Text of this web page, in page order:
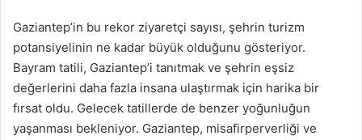
Gaziantep’in bu rekor ziyaretçi sayısı, şehrin turizm
potansiyelinin ne kadar büyük olduğunu gösteriyor.
Bayram tatili, Gaziantep’i tanıtmak ve şehrin eşsiz
değerlerini daha fazla insana ulaştırmak için harika bir
fırsat oldu. Gelecek tatillerde de benzer yoğunluğun
yaşanması bekleniyor. Gaziantep, misafirperverliği ve